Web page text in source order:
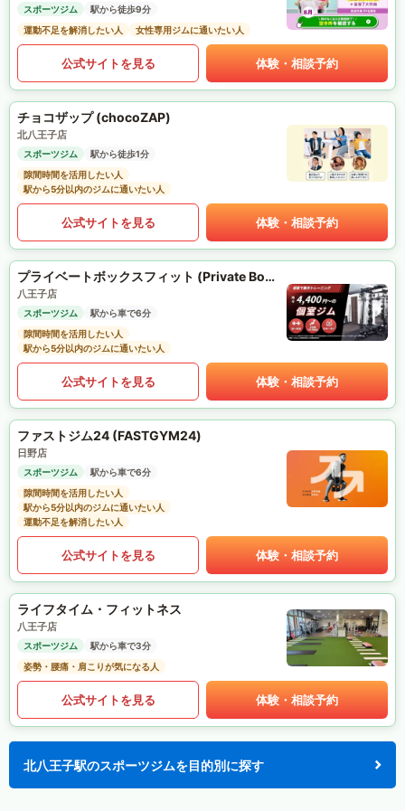
スポーツジム
駅から徒歩9分
運動不足を解消したい人
女性専用ジムに通いたい人
公式サイトを見る 体験・相談予約
チョコザップ (chocoZAP)
北八王子店
スポーツジム
駅から徒歩1分
隙間時間を活用したい人
駅から5分以内のジムに通いたい人
公式サイトを見る 体験・相談予約
プライベートボックスフィット (Private Box Fit)
八王子店
スポーツジム
駅から車で6分
隙間時間を活用したい人
駅から5分以内のジムに通いたい人
公式サイトを見る 体験・相談予約
ファストジム24 (FASTGYM24)
日野店
スポーツジム
駅から車で6分
隙間時間を活用したい人
駅から5分以内のジムに通いたい人
運動不足を解消したい人
公式サイトを見る 体験・相談予約
ライフタイム・フィットネス
八王子店
スポーツジム
駅から車で3分
姿勢・腰痛・肩こりが気になる人
公式サイトを見る 体験・相談予約
北八王子駅のスポーツジムを目的別に探す